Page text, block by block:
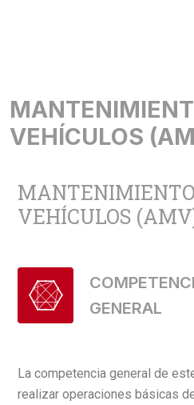
VEHÍCULOS
VEHÍCULOS
GENERAL
La competencia general de
realizar operaciones básicas